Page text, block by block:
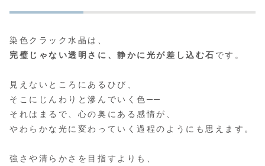
染色クラック水晶は、
完璧じゃない透明さに、静かに光が差し込む石 です。
見えないところにあるひび、
そこにじんわりと滲んでいく色──
それはまるで、心の奥にある感情が、
やわらかな光に変わっていく過程のようにも思えます。
強さや清らかさを目指すよりも、